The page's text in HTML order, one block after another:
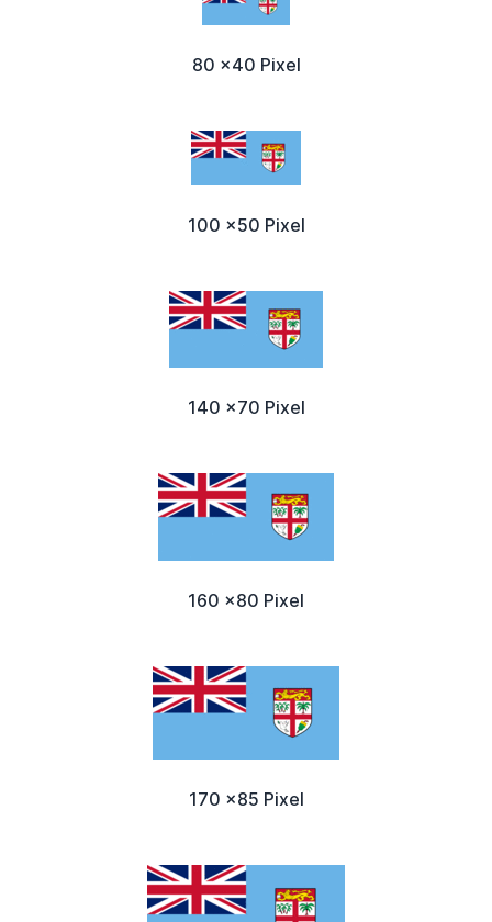
80 x40 Pixel
100 x50 Pixel
140 x70 Pixel
160 x80 Pixel
170 x85 Pixel